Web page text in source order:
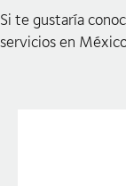
Si te gustaría
servicios en